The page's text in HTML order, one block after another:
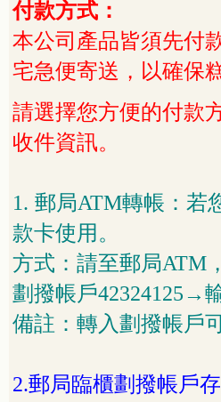
付款方式：
本公司產品皆須先付
宅急便寄送，以確保
請選擇您方便的付款
收件資訊。
1. 郵局ATM轉帳：若
款卡使用。
方式：請至郵局ATM
劃撥帳戶42324125→
備註：轉入劃撥帳戶
2.郵局臨櫃劃撥帳戶